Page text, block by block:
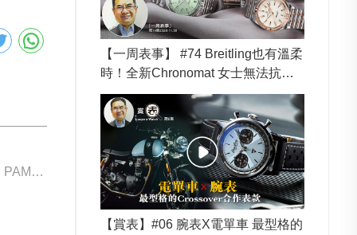
下一個: Panerai PAM01526
【一周表事】 #74 Breitling也有溫柔
時！全新Chronomat 女士無法抗拒
的17個面貌
【賞表】#06 腕表X電單車 最型格的